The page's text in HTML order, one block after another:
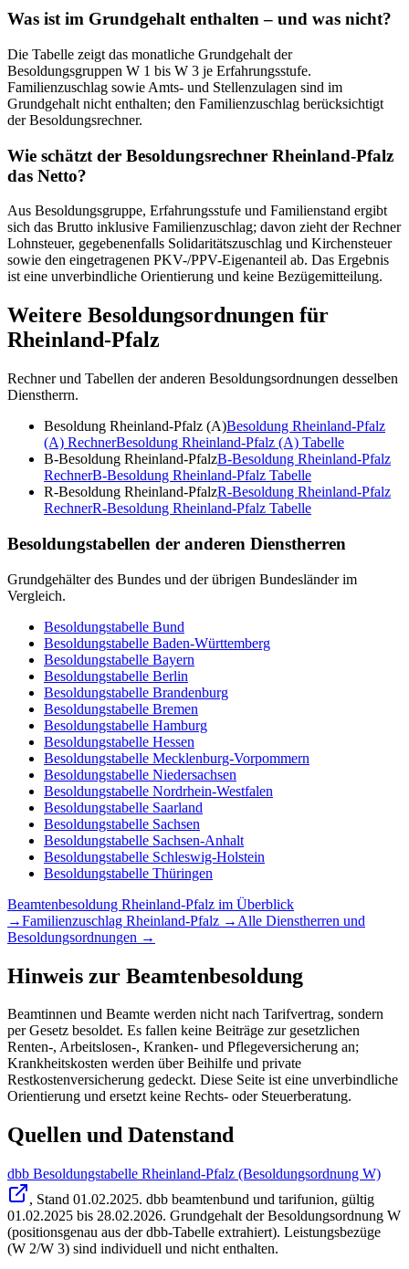
Was ist im Grundgehalt enthalten – und was nicht?
Die Tabelle zeigt das monatliche Grundgehalt der
Besoldungsgruppen W 1 bis W 3 je Erfahrungsstufe.
Familienzuschlag sowie Amts- und Stellenzulagen sind im
Grundgehalt nicht enthalten; den Familienzuschlag berücksichtigt
der Besoldungsrechner.
Wie schätzt der Besoldungsrechner Rheinland-Pfalz
das Netto?
Aus Besoldungsgruppe, Erfahrungsstufe und Familienstand ergibt
sich das Brutto inklusive Familienzuschlag; davon zieht der Rechner
Lohnsteuer, gegebenenfalls Solidaritätszuschlag und Kirchensteuer
sowie den eingetragenen PKV-/PPV-Eigenanteil ab. Das Ergebnis
ist eine unverbindliche Orientierung und keine Bezügemitteilung.
Weitere Besoldungsordnungen für
Rheinland-Pfalz
Rechner und Tabellen der anderen Besoldungsordnungen desselben
Dienstherrn.
Besoldung Rheinland-Pfalz (A)Besoldung Rheinland-Pfalz
(A) RechnerBesoldung Rheinland-Pfalz (A) Tabelle
B-Besoldung Rheinland-PfalzB-Besoldung Rheinland-Pfalz
RechnerB-Besoldung Rheinland-Pfalz Tabelle
R-Besoldung Rheinland-PfalzR-Besoldung Rheinland-Pfalz
RechnerR-Besoldung Rheinland-Pfalz Tabelle
Besoldungstabellen der anderen Dienstherren
Grundgehälter des Bundes und der übrigen Bundesländer im
Vergleich.
Besoldungstabelle Bund
Besoldungstabelle Baden-Württemberg
Besoldungstabelle Bayern
Besoldungstabelle Berlin
Besoldungstabelle Brandenburg
Besoldungstabelle Bremen
Besoldungstabelle Hamburg
Besoldungstabelle Hessen
Besoldungstabelle Mecklenburg-Vorpommern
Besoldungstabelle Niedersachsen
Besoldungstabelle Nordrhein-Westfalen
Besoldungstabelle Saarland
Besoldungstabelle Sachsen
Besoldungstabelle Sachsen-Anhalt
Besoldungstabelle Schleswig-Holstein
Besoldungstabelle Thüringen
Beamtenbesoldung Rheinland-Pfalz im Überblick
→Familienzuschlag Rheinland-Pfalz → Alle Dienstherren und
Besoldungsordnungen →
Hinweis zur Beamtenbesoldung
Beamtinnen und Beamte werden nicht nach Tarifvertrag, sondern
per Gesetz besoldet. Es fallen keine Beiträge zur gesetzlichen
Renten-, Arbeitslosen-, Kranken- und Pflegeversicherung an;
Krankheitskosten werden über Beihilfe und private
Restkostenversicherung gedeckt. Diese Seite ist eine unverbindliche
Orientierung und ersetzt keine Rechts- oder Steuerberatung.
Quellen und Datenstand
dbb Besoldungstabelle Rheinland-Pfalz (Besoldungsordnung W)
, Stand 01.02.2025. dbb beamtenbund und tarifunion, gültig
01.02.2025 bis 28.02.2026. Grundgehalt der Besoldungsordnung W
(positionsgenau aus der dbb-Tabelle extrahiert). Leistungsbezüge
(W 2/W 3) sind individuell und nicht enthalten.